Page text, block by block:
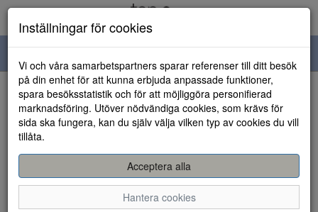
navigation
Visa filter
Damskor -
Allvädersstövlar/boots (2
artiklar)
Inställningar för cookies
Vi och våra samarbetspartners sparar referenser till ditt besök
på din enhet för att kunna erbjuda anpassade funktioner,
spara besöksstatistik och för att möjliggöra personifierad
marknadsföring. Utöver nödvändiga cookies, som krävs för
sida ska fungera, kan du själv välja vilken typ av cookies du vill
tillåta.
Acceptera alla
Hantera cookies